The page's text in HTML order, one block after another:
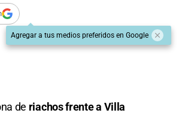
Agregar a tus medios preferidos en Google
de riachos frente a Villa